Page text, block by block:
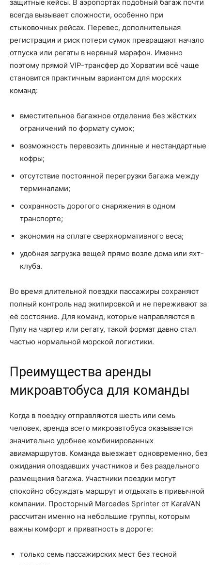
защитные кейсы. В аэропортах подобный багаж почти
всегда вызывает сложности, особенно при
стыковочных рейсах. Перевес, дополнительная
регистрация и риск потери сумок превращают начало
отпуска или регаты в нервный марафон. Именно
поэтому прямой VIP-трансфер до Хорватии всё чаще
становится практичным вариантом для морских
команд:
вместительное багажное отделение без жёстких
ограничений по формату сумок;
возможность перевозить длинные и нестандартные
кофры;
отсутствие постоянной перегрузки багажа между
терминалами;
сохранность дорогого снаряжения в одном
транспорте;
экономия на оплате сверхнормативного веса;
удобная загрузка вещей прямо возле дома или яхт-
клуба.
Во время длительной поездки пассажиры сохраняют
полный контроль над экипировкой и не переживают за
её состояние. Для команд, которые направляются в
Пулу на чартер или регату, такой формат давно стал
частью нормальной морской логистики.
Преимущества аренды
микроавтобуса для команды
Когда в поездку отправляются шесть или семь
человек, аренда всего микроавтобуса оказывается
значительно удобнее комбинированных
авиамаршрутов. Команда выезжает одновременно, без
ожидания опоздавших участников и без раздельного
размещения багажа. Участники поездки могут
спокойно обсуждать маршрут и отдыхать в привычной
компании. Просторный Mercedes Sprinter от KaraVAN
рассчитан именно на небольшие группы, которым
важны комфорт и приватность в дороге:
только семь пассажирских мест без тесной